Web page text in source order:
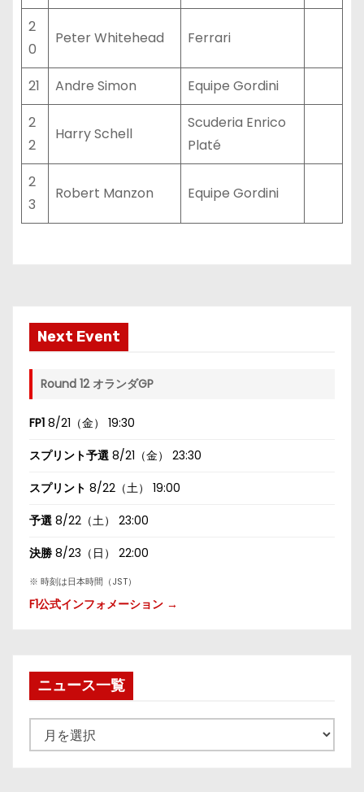
2
0
Peter Whitehead Ferrari
21 Andre Simon
Equipe Gordini
2
2
Harry Schell
Scuderia Enrico
Platé
2
3
Robert Manzon Equipe Gordini
Next Event
Round 12 オランダGP
FP1 8/21（金） 19:30
スプリント予選 8/21（金） 23:30
スプリント 8/22（土） 19:00
予選 8/22（土） 23:00
決勝 8/23（日） 22:00
※ 時刻は日本時間（JST）
F1公式インフォメーション →
ニュース一覧
ュ